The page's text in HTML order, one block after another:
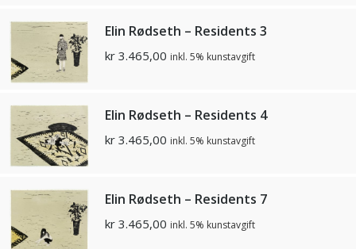
Elin Rødseth – Residents 3
kr 3.465,00 inkl. 5% kunstavgift
Elin Rødseth – Residents 4
kr 3.465,00 inkl. 5% kunstavgift
Elin Rødseth – Residents 7
kr 3.465,00 inkl. 5% kunstavgift